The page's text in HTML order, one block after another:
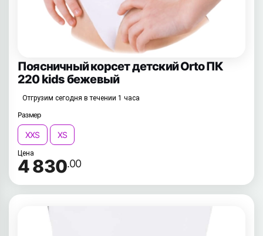
Поясничный корсет детский Orto ПК
220 kids бежевый
Отгрузим сегодня в течении 1 часа
Размер
XXS XS
Цена
4 830.00